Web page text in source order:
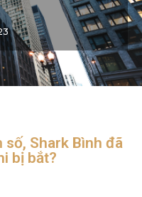
số, Shark Bình đã
bị bắt?